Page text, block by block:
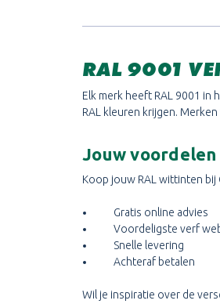
RAL 9001
Elk merk heeft RAL 9001
RAL kleuren krijgen.
Jouw
Koop jouw RAL wittinten
Gratis online advies
Voordeligste verf
Snelle levering
Achteraf betalen
Wil je inspiratie over de